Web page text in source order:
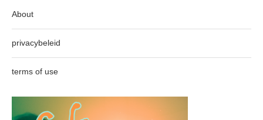
About
privacybeleid
terms of use